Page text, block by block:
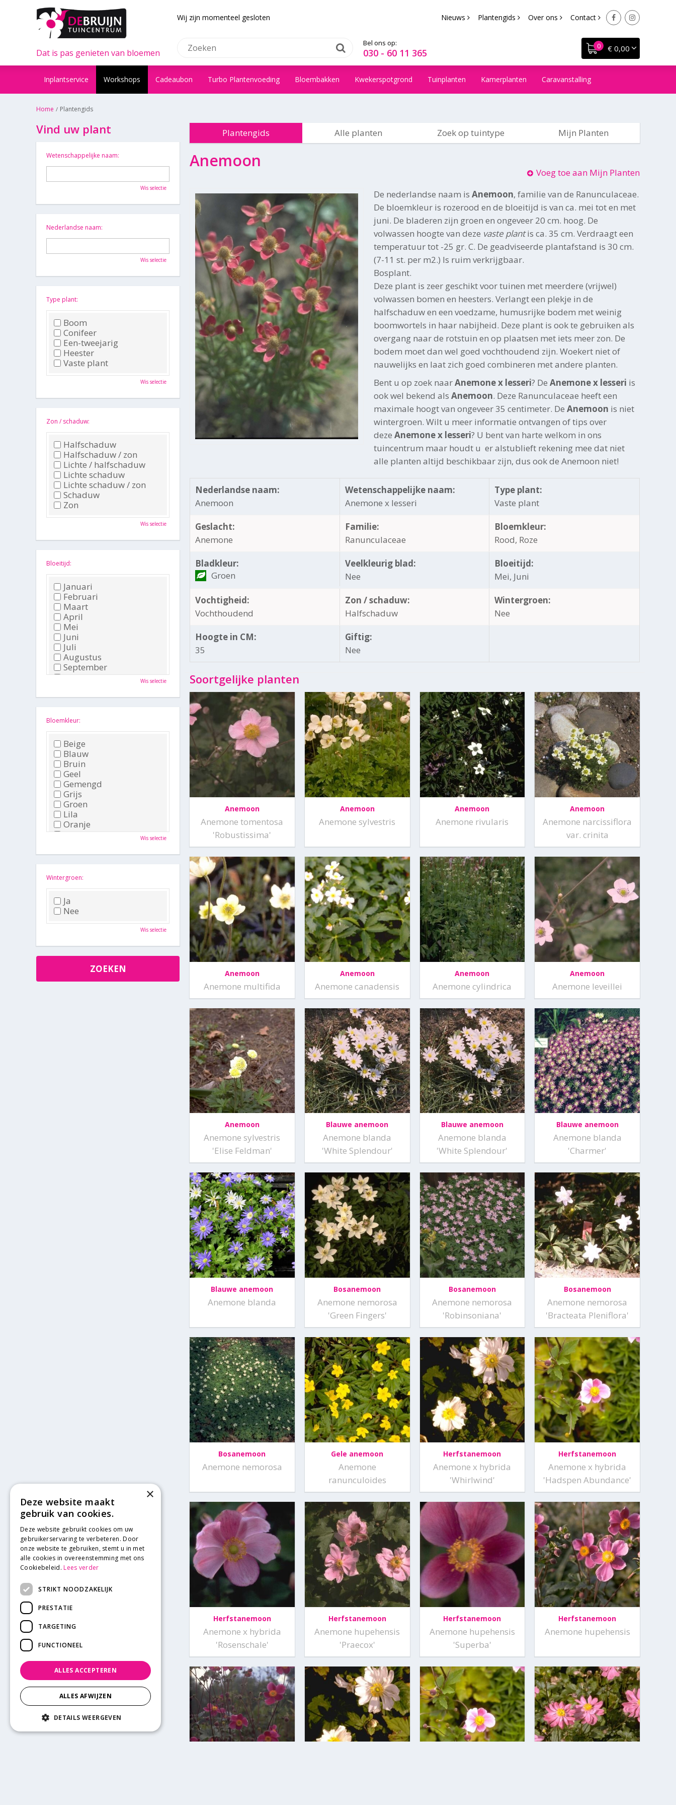
Home Plantengids
Wij zijn momenteel gesloten
Dat is pas genieten van bloemen
Nieuws Plantengids Over ons Contact
€ 0,00
Bel ons op:
030 - 60 11 365
Inplantservice Workshops Cadeaubon Turbo Plantenvoeding Bloembakken Kwekerspotgrond Tuinplanten Kamerplanten Caravanstalling
Plantengids Alle planten Zoek op tuintype Mijn Planten
Anemoon
Voeg toe aan Mijn Planten
De nederlandse naam is Anemoon, familie van de Ranunculaceae.
De bloemkleur is rozerood en de bloeitijd is van ca. mei tot en met
juni. De bladeren zijn groen en ongeveer 20 cm. hoog. De
volwassen hoogte van deze vaste plantis ca. 35 cm. Verdraagt een
temperatuur tot -25 gr. C. De geadviseerde plantafstand is 30 cm.
(7-11 st. per m2.) Is ruim verkrijgbaar.
Bosplant.
Deze plant is zeer geschikt voor tuinen met meerdere (vrijwel)
volwassen bomen en heesters. Verlangt een plekje in de
halfschaduw en een voedzame, humusrijke bodem met weinig
boomwortels in haar nabijheid. Deze plant is ook te gebruiken als
overgang naar de rotstuin en op plaatsen met iets meer zon. De
bodem moet dan wel goed vochthoudend zijn. Woekert niet of
nauwelijks en laat zich goed combineren met andere planten.
Bent u op zoek naarAnemone x lesseri? De Anemone x lesseri is
ook wel bekend als Anemoon. Deze Ranunculaceae heeft een
maximale hoogt van ongeveer 35 centimeter. De Anemoon is niet
wintergroen. Wilt u meer informatie ontvangen of tips over
deze Anemone x lesseri? U bent van harte welkom in ons
tuincentrum maar houdt u er alstublieft rekening mee dat niet
alle planten altijd beschikbaar zijn, dus ook de Anemoon niet!
Nederlandse naam:
Anemoon
Wetenschappelijke naam:
Anemone x lesseri
Type plant:
Vaste plant
Geslacht:
Anemone
Familie:
Ranunculaceae
Bloemkleur:
Rood, Roze
Bladkleur:
Groen
Veelkleurig blad:
Nee
Bloeitijd:
Mei, Juni
Vochtigheid:
Vochthoudend
Zon / schaduw:
Halfschaduw
Wintergroen:
Nee
Hoogte in CM:
35
Giftig:
Nee
Soortgelijke planten
Anemoon
Anemone tomentosa
'Robustissima'
Anemoon
Anemone sylvestris
Anemoon
Anemone rivularis
Anemoon
Anemone narcissiflora
var. crinita
Anemoon
Anemone multifida
Anemoon
Anemone canadensis
Anemoon
Anemone cylindrica
Anemoon
Anemone leveillei
Anemoon
Anemone sylvestris
'Elise Feldman'
Blauwe anemoon
Anemone blanda
'White Splendour'
Blauwe anemoon
Anemone blanda
'White Splendour'
Blauwe anemoon
Anemone blanda
'Charmer'
Blauwe anemoon
Anemone blanda
Bosanemoon
Anemone nemorosa
'Green Fingers'
Bosanemoon
Anemone nemorosa
'Robinsoniana'
Bosanemoon
Anemone nemorosa
'Bracteata Pleniflora'
Bosanemoon
Anemone nemorosa
Gele anemoon
Anemone
ranunculoides
Herfstanemoon
Anemone x hybrida
'Whirlwind'
Herfstanemoon
Anemone x hybrida
'Hadspen Abundance'
Herfstanemoon
Anemone x hybrida
'Rosenschale'
Herfstanemoon
Anemone hupehensis
'Praecox'
Herfstanemoon
Anemone hupehensis
'Superba'
Herfstanemoon
Anemone hupehensis
Vind uw plant
Wetenschappelijke naam:
Wis selectie
Nederlandse naam:
Wis selectie
Type plant:
Boom
Conifeer
Een-tweejarig
Heester
Vaste plant
Wis selectie
Zon / schaduw:
Halfschaduw
Halfschaduw / zon
Lichte / halfschaduw
Lichte schaduw
Lichte schaduw / zon
Schaduw
Zon
Wis selectie
Bloeitijd:
Januari
Februari
Maart
April
Mei
Juni
Juli
Augustus
September
Oktober
December
Wis selectie
Bloemkleur:
Beige
Blauw
Bruin
Geel
Gemengd
Grijs
Groen
Lila
Oranje
Paars
Roze
Zwart
Wis selectie
Wintergroen:
Ja
Nee
Wis selectie
×
Deze website maakt
gebruik van cookies.
Deze website gebruikt cookies om uw
gebruikerservaring te verbeteren. Door
onze website te gebruiken, stemt u in met
alle cookies in overeenstemming met ons
Cookiebeleid. Lees verder
STRIKT NOODZAKELIJK
PRESTATIE
TARGETING
FUNCTIONEEL
ALLES ACCEPTEREN
ALLES AFWIJZEN
DETAILS WEERGEVEN